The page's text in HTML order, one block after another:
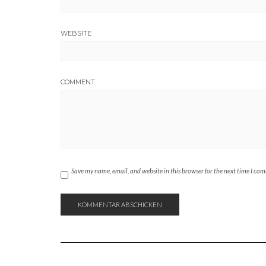
WEBSITE
COMMENT
Save my name, email, and website in this browser for the next time I